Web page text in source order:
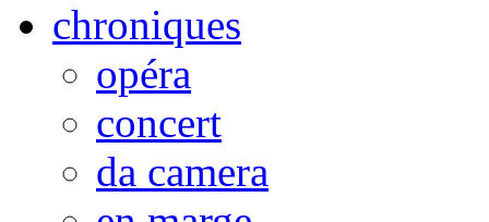
chroniques
opéra
concert
da camera